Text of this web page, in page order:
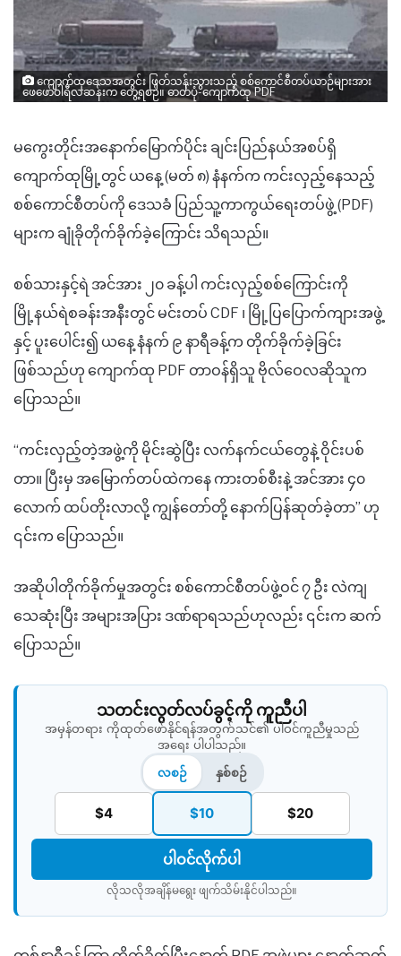
ကျောက်ထုဒေသအတွင်း ဖြတ်သန်းသွားသည့် စစ်ကောင်စီတပ်ယာဉ်များအား
ဖေဖော်ဝါရီလဆန်းက တွေ့ရစဉ်။ ဓာတ်ပုံ-ကျောက်ထု PDF
မကွေးတိုင်းအနောက်မြောက်ပိုင်း ချင်းပြည်နယ်အစပ်ရှိ
ကျောက်ထုမြို့တွင် ယနေ့ (မတ် ၈) နံနက်က ကင်းလှည့်နေသည့်
စစ်ကောင်စီတပ်ကို ဒေသခံ ပြည်သူ့ကာကွယ်ရေးတပ်ဖွဲ့ (PDF)
များက ချုံခိုတိုက်ခိုက်ခဲ့ကြောင်း သိရသည်။
စစ်သားနှင့်ရဲ အင်အား ၂၀ ခန့်ပါ ကင်းလှည့်စစ်ကြောင်းကို
မြို့နယ်ရဲစခန်းအနီးတွင် မင်းတပ် CDF ၊ မြို့ပြပြောက်ကျားအဖွဲ့
နှင့် ပူးပေါင်း၍ ယနေ့ နံနက် ၉ နာရီခန့်က တိုက်ခိုက်ခဲ့ခြင်း
ဖြစ်သည်ဟု ကျောက်ထု PDF တာဝန်ရှိသူ ဗိုလ်ဝေလဆိုသူက
ပြောသည်။
“ကင်းလှည့်တဲ့အဖွဲ့ကို မိုင်းဆွဲပြီး လက်နက်ငယ်တွေနဲ့ ဝိုင်းပစ်
တာ။ ပြီးမှ အမြောက်တပ်ထဲကနေ ကားတစ်စီးနဲ့ အင်အား ၄၀
လောက် ထပ်တိုးလာလို့ ကျွန်တော်တို့ နောက်ပြန်ဆုတ်ခဲ့တာ” ဟု
၎င်းက ပြောသည်။
အဆိုပါတိုက်ခိုက်မှုအတွင်း စစ်ကောင်စီတပ်ဖွဲ့ဝင် ၇ ဦး လဲကျ
သေဆုံးပြီး အများအပြား ဒဏ်ရာရသည်ဟုလည်း ၎င်းက ဆက်
ပြောသည်။
သတင်းလွတ်လပ်ခွင့်ကို ကူညီပါ
အမှန်တရား ကိုထုတ်ဖော်နိုင်ရန်အတွက်သင်၏ ပါဝင်ကူညီမှုသည်
အရေး ပါပါသည်။
လစဉ်
နှစ်စဉ်
$4 $10 $20
ပါဝင်လိုက်ပါ
လိုသလိုအချိန်မရွေး ဖျက်သိမ်းနိုင်ပါသည်။​